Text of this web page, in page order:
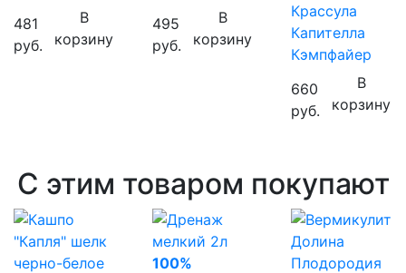
481
руб.
В
корзину
495
руб.
В
корзину
Крассула
Капителла
Кэмпфайер
660
руб.
В
корзину
С этим товаром покупают
100%